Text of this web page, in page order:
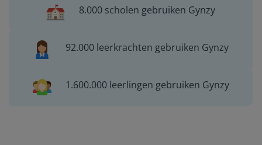
8.000 scholen gebruiken Gynzy
92.000 leerkrachten gebruiken Gynzy
1.600.000 leerlingen gebruiken Gynzy